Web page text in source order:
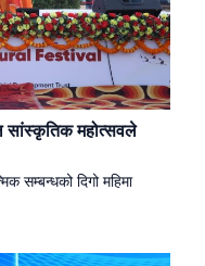
सांस्कृतिक महोत्सवले
सम्बन्धको दिगो महिमा